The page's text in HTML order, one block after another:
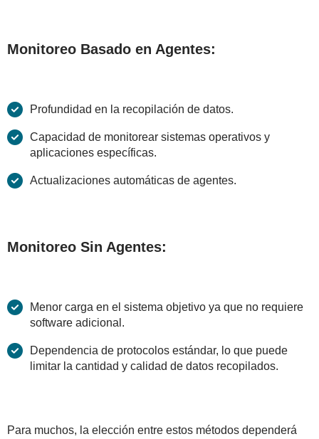
Monitoreo Basado en Agentes:
Profundidad en la recopilación de datos.
Capacidad de monitorear sistemas operativos y
aplicaciones específicas.
Actualizaciones automáticas de agentes.
Monitoreo Sin Agentes:
Menor carga en el sistema objetivo ya que no requiere
software adicional.
Dependencia de protocolos estándar, lo que puede
limitar la cantidad y calidad de datos recopilados.
Para muchos, la elección entre estos métodos dependerá